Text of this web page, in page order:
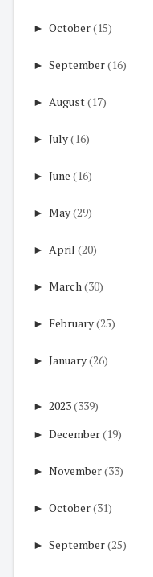
► October(15)
► September(16)
► August(17)
► July(16)
► June (16)
► May(29)
► April (20)
► March(30)
► February(25)
► January(26)
► 2023(339)
► December(19)
► November(33)
► October(31)
► September(25)